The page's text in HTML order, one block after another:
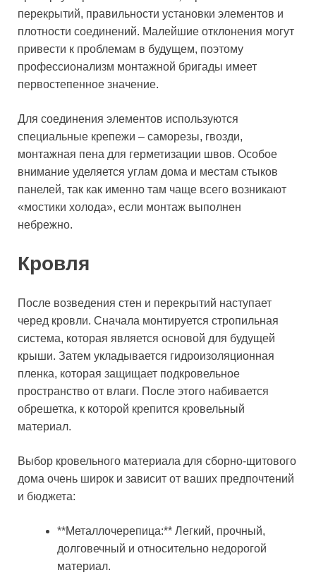
перекрытий, правильности установки элементов и
плотности соединений. Малейшие отклонения могут
привести к проблемам в будущем, поэтому
профессионализм монтажной бригады имеет
первостепенное значение.
Для соединения элементов используются
специальные крепежи – саморезы, гвозди,
монтажная пена для герметизации швов. Особое
внимание уделяется углам дома и местам стыков
панелей, так как именно там чаще всего возникают
«мостики холода», если монтаж выполнен
небрежно.
Кровля
После возведения стен и перекрытий наступает
черед кровли. Сначала монтируется стропильная
система, которая является основой для будущей
крыши. Затем укладывается гидроизоляционная
пленка, которая защищает подкровельное
пространство от влаги. После этого набивается
обрешетка, к которой крепится кровельный
материал.
Выбор кровельного материала для сборно-щитового
дома очень широк и зависит от ваших предпочтений
и бюджета:
**Металлочерепица:** Легкий, прочный,
долговечный и относительно недорогой
материал.